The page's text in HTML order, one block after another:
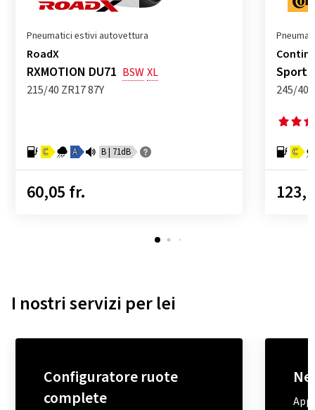
RoadX
RXMOTION DU71 BSWXL
215/40 ZR17 87Y
Pneumatici estivi autovettura
C A B | 71dB
60,05 fr.
245/40
C
I nostri servizi per lei
Configuratore ruote
complete